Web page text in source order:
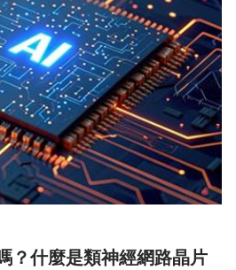
？什麼是類神經網路晶片